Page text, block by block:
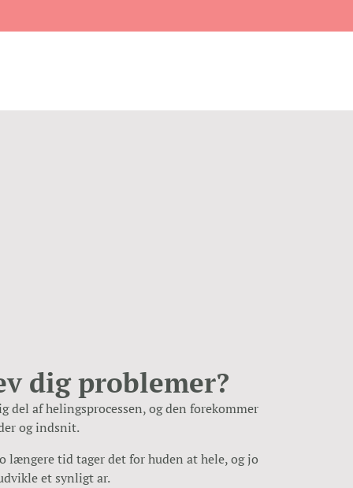
dig problemer?
del af helingsprocessen, og den forekommer
og indsnit.
længere tid tager det for huden at hele, og jo
et synligt ar.